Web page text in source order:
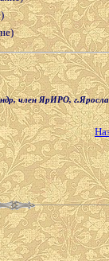
член ЯрИРО,